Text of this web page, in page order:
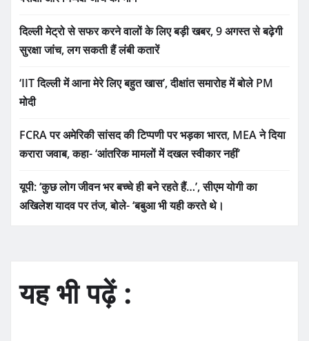
दिल्ली मेट्रो से सफर करने वालों के लिए बड़ी खबर, 9 अगस्त से बढ़ेगी
सुरक्षा जांच, लग सकती हैं लंबी कतारें
‘IIT दिल्ली में आना मेरे लिए बहुत खास’, दीक्षांत समारोह में बोले PM
मोदी
FCRA पर अमेरिकी सांसद की टिप्पणी पर भड़का भारत, MEA ने दिया
करारा जवाब, कहा- ‘आंतरिक मामलों में दखल स्वीकार नहीं’
यूपी: ‘कुछ लोग जीवन भर बच्चे ही बने रहते हैं…’, सीएम योगी का
अखिलेश यादव पर तंज, बोले- ‘बबुआ भी यही करते थे।
यह भी पढ़ें :